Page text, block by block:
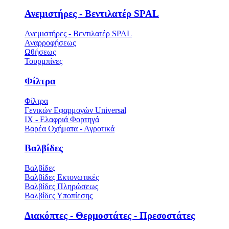
Ανεμιστήρες - Βεντιλατέρ SPAL
Ανεμιστήρες - Βεντιλατέρ SPAL
Αναρροφήσεως
Ωθήσεως
Τουρμπίνες
Φίλτρα
Φίλτρα
Γενικών Εφαρμογών Universal
ΙΧ - Ελαφριά Φορτηγά
Βαρέα Οχήματα - Αγροτικά
Βαλβίδες
Βαλβίδες
Βαλβίδες Εκτονωτικές
Βαλβίδες Πληρώσεως
Βαλβίδες Υποπίεσης
Διακόπτες - Θερμοστάτες - Πρεσοστάτες